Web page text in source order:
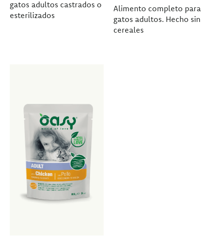
gatos adultos castrados o
esterilizados
Alimento completo para
gatos adultos. Hecho sin
cereales